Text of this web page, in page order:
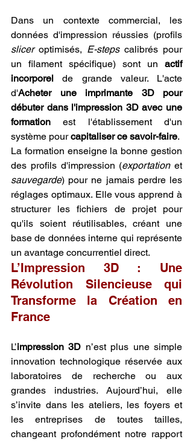
Dans un contexte commercial, les
slicer optimisés, E-steps calibrés pour
un filament spécifique) sont un actif
incorporel de grande valeur. L'acte
d'Acheter une imprimante 3D pour
débuter dans l'impression 3D avec une
formation est l'établissement d'un
système pour capitaliser ce savoir-faire.
La formation enseigne la bonne gestion
des profils d'impression (exportation
et
sauvegarde) pour ne jamais perdre les
réglages optimaux. Elle vous apprend à
structurer les fichiers de projet pour
qu'ils soient réutilisables, créant une
base de données interne qui représente
un avantage concurrentiel direct.
L’Impression 3D : Une
Révolution Silencieuse qui
Transforme la Création en
France
L’impression 3D n’est plus une simple
innovation technologique réservée aux
laboratoires de recherche ou aux
grandes industries. Aujourd’hui, elle
s’invite dans les ateliers, les foyers et
les entreprises de toutes tailles,
changeant profondément notre rapport